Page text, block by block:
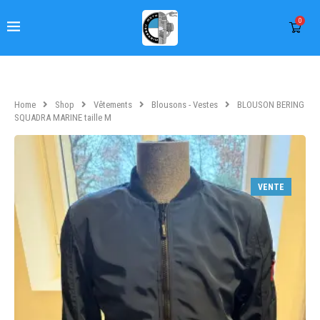
0
Home Shop Vêtements Blousons - Vestes
BLOUSON BERING
SQUADRA MARINE taille M
VENTE